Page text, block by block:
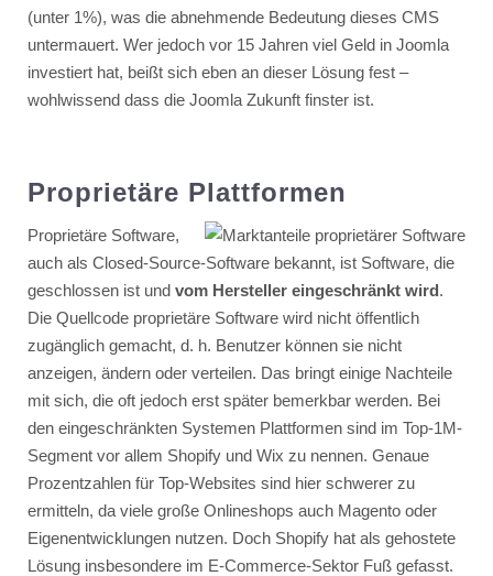
(unter 1%), was die abnehmende Bedeutung dieses CMS
untermauert. Wer jedoch vor 15 Jahren viel Geld in Joomla
investiert hat, beißt sich eben an dieser Lösung fest –
wohlwissend dass die Joomla Zukunft finster ist.
Proprietäre Plattformen
ProprietäreSoftware,
auch als Closed-Source-Software bekannt, ist Software, die
geschlossen ist und vom Hersteller eingeschränkt wird.
Die Quellcode proprietäre Software wird nicht öffentlich
zugänglich gemacht, d. h. Benutzer können sie nicht
anzeigen, ändern oder verteilen. Das bringt einige Nachteile
mit sich, die oft jedoch erst später bemerkbar werden. Bei
den eingeschränkten Systemen Plattformen sind im Top-1M-
Segment vor allem Shopify und Wix zu nennen. Genaue
Prozentzahlen für Top-Websites sind hier schwerer zu
ermitteln, da viele große Onlineshops auch Magento oder
Eigenentwicklungen nutzen. Doch Shopify hat als gehostete
Lösung insbesondere im E-Commerce-Sektor Fuß gefasst.